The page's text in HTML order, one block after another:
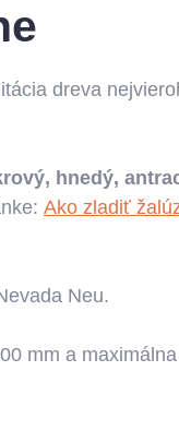
dreva
hnedý,
Ako zladiť
Neu.
mm a